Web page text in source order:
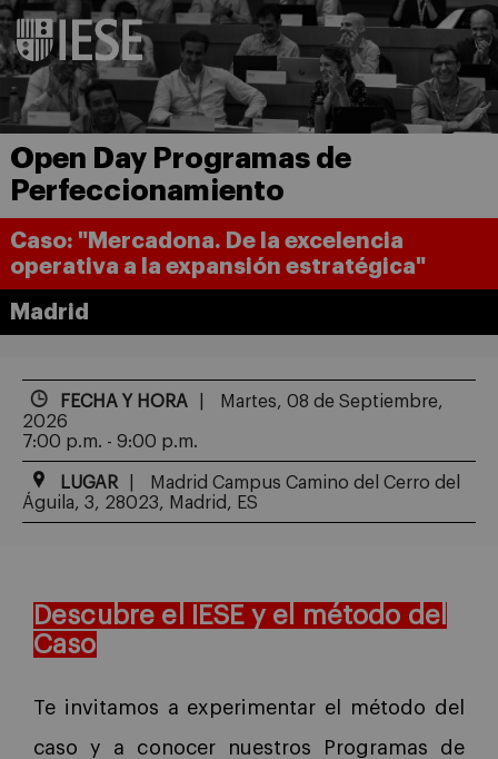
Open Day Programas de
Perfeccionamiento
Caso: "Mercadona. De la excelencia
operativa a la expansión estratégica"
Madrid
FECHA Y HORA
Martes, 08 de Septiembre,
2026
7:00 p.m. - 9:00 p.m.
LUGAR
Madrid Campus Camino del Cerro del
Águila, 3, 28023, Madrid, ES
Descubre el IESE y el método del
Caso
Te invitamos a experimentar el método del
caso y a conocer nuestros Programas de